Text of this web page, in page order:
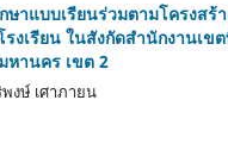
ษาแบบเรียนร่วมตามโครงสร้
งเรียน ในสังกัดสำนักงานเข
หานคร เขต 2
งษ์ เศาภายน